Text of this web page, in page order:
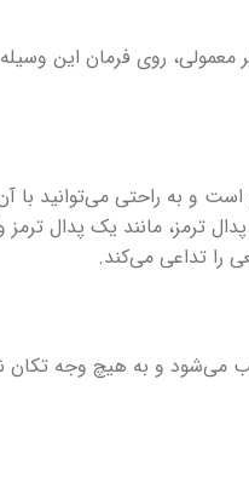
روی فرمان این وسیله
است و به راحتی می‌توانید با
ترمز، مانند یک پدال
را تداعی می‌کند.
می‌شود و به هیچ وجه تکان